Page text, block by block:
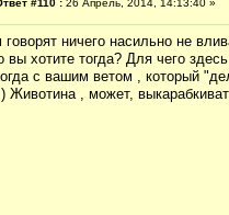
#110 : 26 Апрель, 2014, 14:13:40 »
ничего насильно не
вы хотите тогда? Для чего
с вашим ветом , который
, может,